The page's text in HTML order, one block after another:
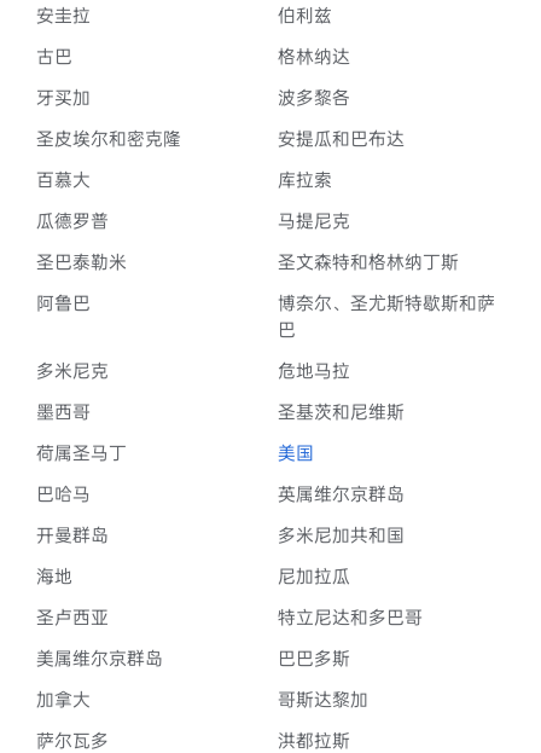
安圭拉
伯利兹
古巴
格林纳达
牙买加
波多黎各
圣皮埃尔和密克隆
安提瓜和巴布达
百慕大
库拉索
瓜德罗普
马提尼克
圣巴泰勒米
圣文森特和格林纳丁斯
阿鲁巴
博奈尔、圣尤斯特歇斯和萨
巴
多米尼克
危地马拉
墨西哥
圣基茨和尼维斯
荷属圣马丁
美国
巴哈马
英属维尔京群岛
开曼群岛
多米尼加共和国
海地
尼加拉瓜
圣卢西亚
特立尼达和多巴哥
美属维尔京群岛
巴巴多斯
加拿大
哥斯达黎加
萨尔瓦多
洪都拉斯